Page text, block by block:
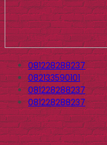
081228288237
082133590101
081228288237
081228288237